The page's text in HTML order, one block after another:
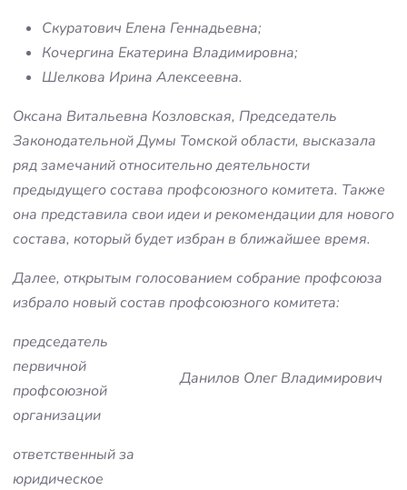
Скуратович Елена Геннадьевна;
Кочергина Екатерина Владимировна;
Шелкова Ирина Алексеевна.
Оксана Витальевна Козловская, Председатель
Законодательной Думы Томской области, высказала
ряд замечаний относительно деятельности
предыдущего состава профсоюзного комитета. Также
она представила свои идеи и рекомендации для нового
состава, который будет избран в ближайшее время.
Далее, открытым голосованием собрание профсоюза
избрало новый состав профсоюзного комитета:
председатель
первичной
профсоюзной
организации
Данилов Олег Владимирович
ответственный за
юридическое